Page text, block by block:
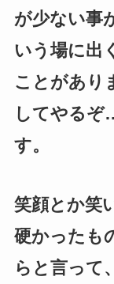
が少ない事
いう場に出
ことがあり
してやるぞ
す。
笑顔とか笑
硬かったも
らと言って